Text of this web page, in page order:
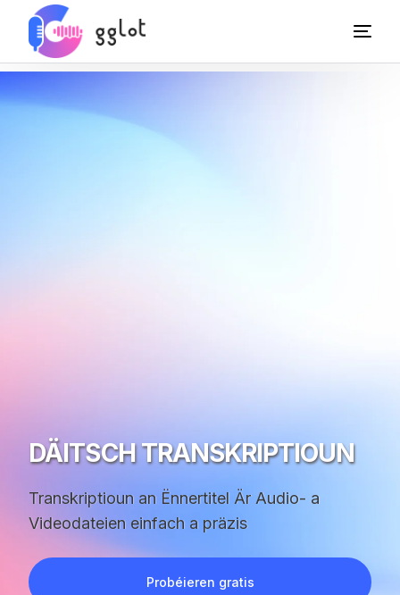
DÄITSCH TRANSKRIPTIOUN
Transkriptioun an Ënnertitel Är Audio- a
Videodateien einfach a präzis
Probéieren gratis